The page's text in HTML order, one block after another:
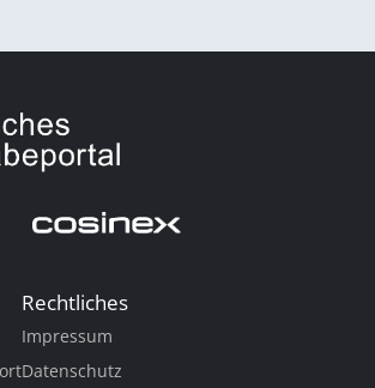
Rechtliches
Impressum
Datenschutz